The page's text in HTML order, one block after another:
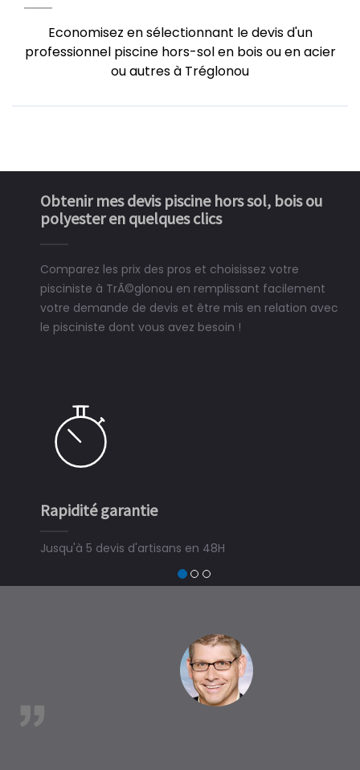
Economisez en sélectionnant le devis d'un
professionnel piscine hors-sol en bois ou en acier
ou autres à Tréglonou
Obtenir mes devis piscine hors sol, bois ou
polyester en quelques clics
Comparez les prix des pros et choisissez votre
pisciniste à TrÃ©glonou en remplissant facilement
votre demande de devis et être mis en relation avec
le pisciniste dont vous avez besoin !
Rapidité garantie
Jusqu'à 5 devis d'artisans en 48H
trouver